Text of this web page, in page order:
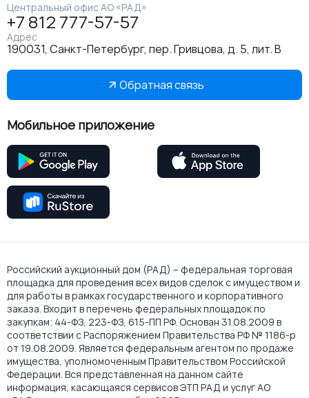
Центральный офис АО «РАД»
+7 812 777-57-57
Адрес
190031, Санкт-Петербург, пер. Гривцова, д. 5, лит. В
Обратная связь
Мобильное приложение
Российский аукционный дом (РАД) – федеральная торговая
площадка для проведения всех видов сделок с имуществом и
для работы в рамках государственного и корпоративного
заказа. Входит в перечень федеральных площадок по
закупкам: 44-ФЗ, 223-ФЗ, 615-ПП РФ. Основан 31.08.2009 в
соответствии с Распоряжением Правительства РФ № 1186-р
от 19.08.2009. Является федеральным агентом по продаже
имущества, уполномоченным Правительством Российской
Федерации. Вся представленная на данном сайте
информация, касающаяся сервисов ЭТП РАД и услуг АО